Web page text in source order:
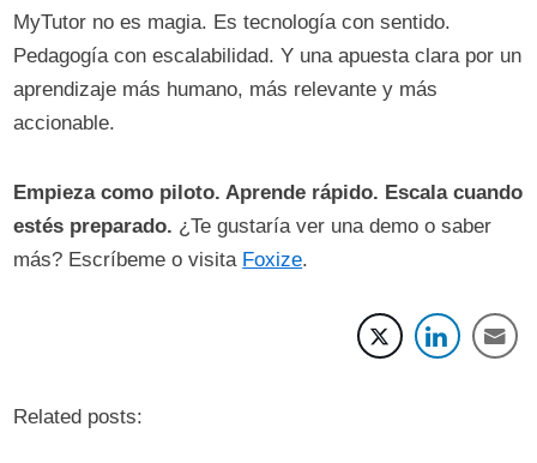
MyTutor no es magia. Es tecnología con sentido.
Pedagogía con escalabilidad. Y una apuesta clara por un
aprendizaje más humano, más relevante y más
accionable.
Empieza como piloto. Aprende rápido. Escala cuando
estés preparado. ¿Te gustaría ver una demo o saber
más? Escríbeme o visita Foxize.
Related posts: